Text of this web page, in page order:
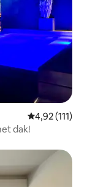
Gemiddelde
4,92 (111)
dak!